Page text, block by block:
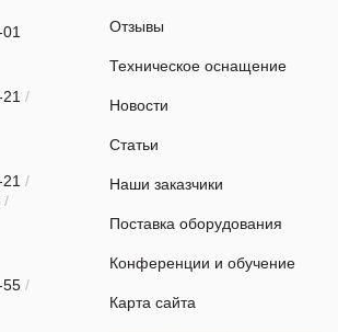
01
21 /
21 /
/
55 /
Отзывы
Техническое оснащение
Новости
Статьи
Наши заказчики
Поставка оборудования
Конференции и обучение
Карта сайта